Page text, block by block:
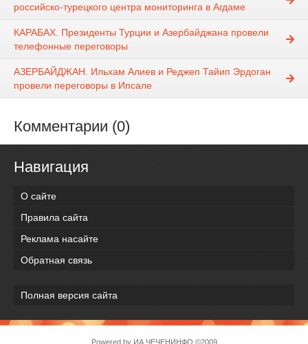
российско-турецкого центра мониторинга в Агдаме
КАРАБАХ. Президенты Турции и Азербайджана провели
телефонные переговоры
АЗЕРБАЙДЖАН. Ильхам Алиев и Реджеп Тайип Эрдоган
провели переговоры в Ипсале
Комментарии (0)
Навигация
О сайте
Правила сайта
Реклама насайте
Обратная связь
Полная версия сайта
Powered by ИА ЧЕЧЕНИНФО ©2009